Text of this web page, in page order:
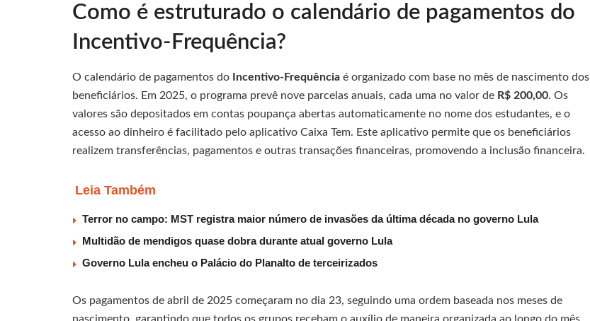
Como é estruturado o calendário de pagamentos do
Incentivo-Frequência?
O calendário de pagamentos do Incentivo-Frequência é organizado com base no mês de nascimento dos
beneficiários. Em 2025, o programa prevê nove parcelas anuais, cada uma no valor de R$ 200,00. Os
valores são depositados em contas poupança abertas automaticamente no nome dos estudantes, e o
acesso ao dinheiro é facilitado pelo aplicativo Caixa Tem. Este aplicativo permite que os beneficiários
realizem transferências, pagamentos e outras transações financeiras, promovendo a inclusão financeira.
Leia Também
Terror no campo: MST registra maior número de invasões da última década no governo Lula
Multidão de mendigos quase dobra durante atual governo Lula
Governo Lula encheu o Palácio do Planalto de terceirizados
Os pagamentos de abril de 2025 começaram no dia 23, seguindo uma ordem baseada nos meses de